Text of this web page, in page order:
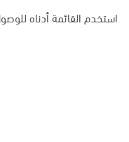
استخدم القائمة أدناه